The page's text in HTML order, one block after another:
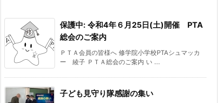
保護中: 令和4年６月25日(土)開催 PTA
総会のご案内
ＰＴＡ会員の皆様へ 修学院小学校PTAシュマッカ
ー 綾子 ＰＴＡ総会のご案内 い ...
子ども見守り隊感謝の集い